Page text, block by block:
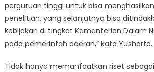
perguruan tinggi untuk bisa
penelitian, yang selanjutnya bisa
kebijakan di tingkat Kementerian Dalam
pada pemerintah daerah,” kata Yusharto.
Tidak hanya memanfaatkan riset